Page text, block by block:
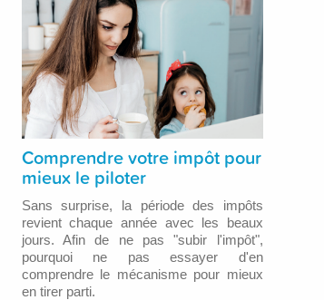
Comprendre votre impôt pour
mieux le piloter
Sans surprise, la période des impôts
revient chaque année avec les beaux
jours. Afin de ne pas "subir l'impôt",
pourquoi ne pas essayer d'en
comprendre le mécanisme pour mieux
en tirer parti.